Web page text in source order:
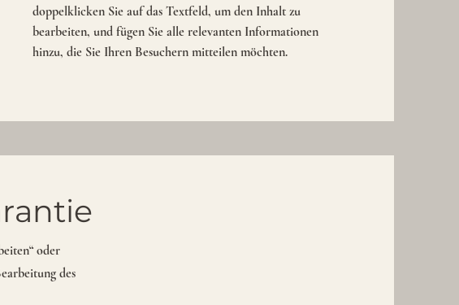
doppelklicken Sie auf das Textfeld, um den Inhalt zu
bearbeiten, und fügen Sie alle relevanten Informationen
hinzu, die Sie Ihren Besuchern mitteilen möchten.
oder
des